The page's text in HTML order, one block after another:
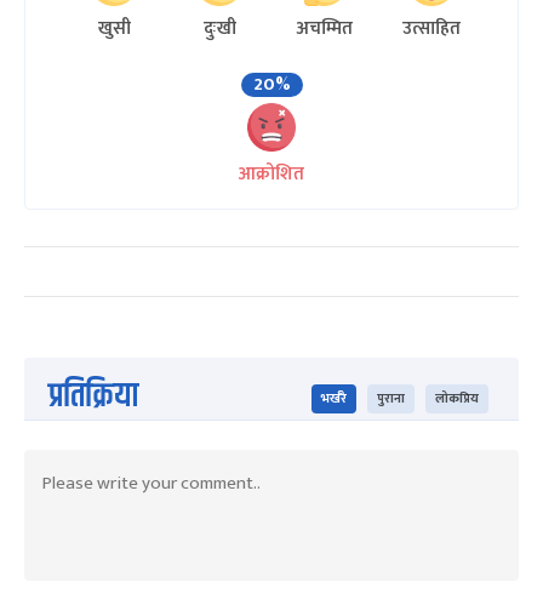
खुसी दुःखी अचम्मित
उत्साहित
20%
आक्रोशित
प्रतिक्रिया भर्खरै पुराना लोकप्रिय